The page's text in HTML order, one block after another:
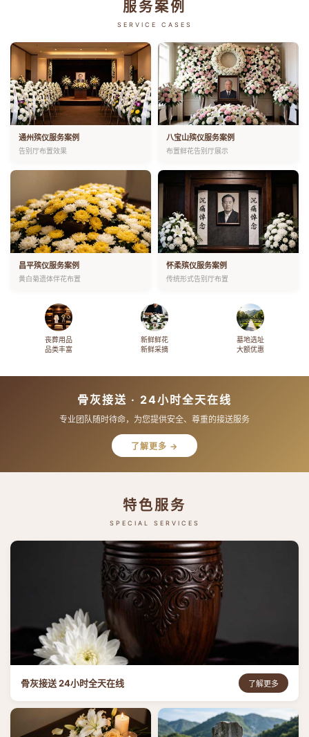
服务案例
SERVICE CASES
通州殡仪服务案例
告别厅布置效果
八宝山殡仪服务案例
布置鲜花告别厅展示
昌平殡仪服务案例
黄白菊遗体伴花布置
怀柔殡仪服务案例
传统形式告别厅布置
丧葬用品
品类丰富
新鲜鲜花
新鲜采摘
墓地选址
大额优惠
骨灰接送 · 24小时全天在线
专业团队随时待命，为您提供安全、尊重的接送服务
了解更多 →
特色服务
SPECIAL SERVICES
骨灰接送 24小时全天在线 了解更多